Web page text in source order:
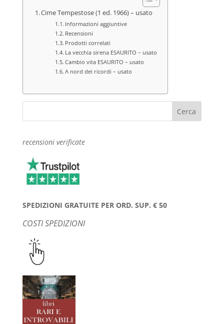
Cime Tempestose (1 ed. 1966) – usato
Informazioni aggiuntive
Recensioni
Prodotti correlati
La vecchia sirena ESAURITO – usato
Cambio vita ESAURITO – usato
A nord dei ricordi – usato
recensioni verificate
SPEDIZIONI GRATUITE PER ORD. SUP. € 50
COSTI SPEDIZIONI